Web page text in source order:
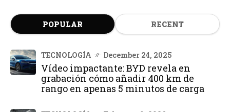
POPULAR RECENT
TECNOLOGÍA December 24, 2025
Vídeo impactante: BYD revela en
grabación cómo añadir 400 km de
rango en apenas 5 minutos de carga